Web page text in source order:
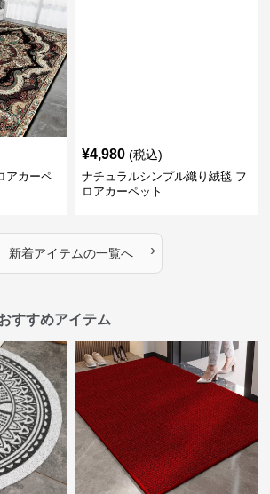
アカーペ
¥4,980 (税込)
ナチュラルシンプル織り絨毯 フ
ロアカーペット
新着アイテムの一覧へ ›
すすめアイテム